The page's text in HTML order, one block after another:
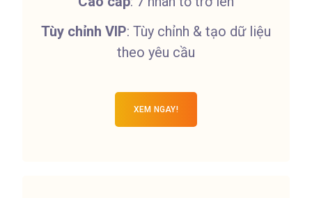
Tùy chỉnh VIP: Tùy chỉnh & tạo dữ liệu
theo yêu cầu
XEM NGAY!